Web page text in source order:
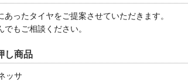
あったタイヤをご提案させていただきます。
もご相談ください。
し商品
ッサ